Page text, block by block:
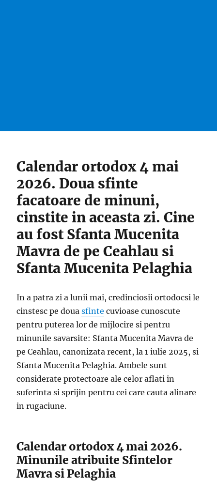
Calendar ortodox 4 mai
2026. Doua sfinte
facatoare de minuni,
cinstite in aceasta zi. Cine
au fost Sfanta Mucenita
Mavra de pe Ceahlau si
Sfanta Mucenita Pelaghia
In a patra zi a lunii mai, credinciosii ortodocsi le
cinstesc pe douasfinte cuvioase cunoscute
pentru puterea lor de mijlocire si pentru
minunile savarsite: Sfanta Mucenita Mavra de
pe Ceahlau, canonizata recent, la 1 iulie 2025, si
Sfanta Mucenita Pelaghia. Ambele sunt
considerate protectoare ale celor aflati in
suferinta si sprijin pentru cei care cauta alinare
in rugaciune.
Calendar ortodox 4 mai 2026.
Minunile atribuite Sfintelor
Mavra si Pelaghia